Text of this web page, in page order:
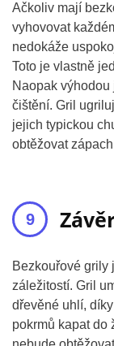
Ačkoliv mají
vyhovovat
nedokáže
Toto je vlastně
Naopak
čištění. Gril
jejich typickou
obtěžovat
Bezkouřové grily
záležitostí. Gril
dřevěné uhlí,
pokrmů kapat do